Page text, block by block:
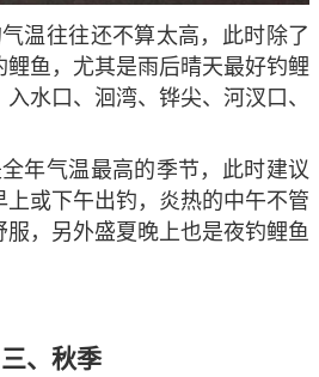
温往往还不算太高，此时除了
鱼，尤其是雨后晴天最好钓鲤
水口、洄湾、铧尖、河汊口、
年气温最高的季节，此时建议
或下午出钓，炎热的中午不管
，另外盛夏晚上也是夜钓鲤鱼
三、秋季